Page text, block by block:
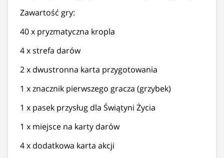
Zawartość gry:
40 x pryzmatyczna kropla
4 x strefa darów
2 x dwustronna karta przygotowania
1 x znacznik pierwszego gracza (grzybek)
1 x pasek przysług dla Świątyni Życia
1 x miejsce na karty darów
4 x dodatkowa karta akcji